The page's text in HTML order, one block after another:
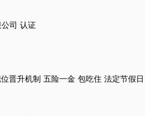
司 认证
晋升机制 五险一金 包吃住 法定节假日